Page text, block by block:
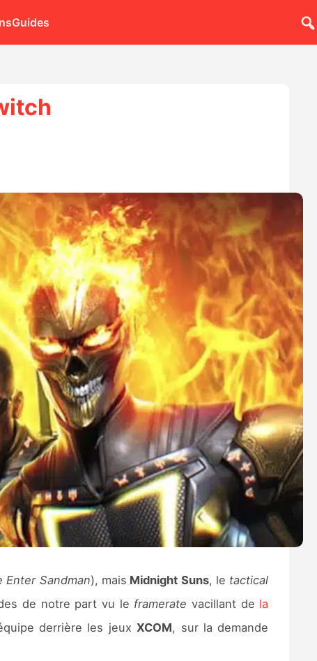
Guides
Enter Sandman), mais Midnight Suns, le tactical
de notre part vu le framerate vacillant de la
derrière les jeuxXCOM, sur la demande